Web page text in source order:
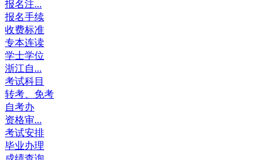
报名注...
报名手续
收费标准
专本连读
学士学位
浙江自...
考试科目
转考、免考
自考办
资格审...
考试安排
毕业办理